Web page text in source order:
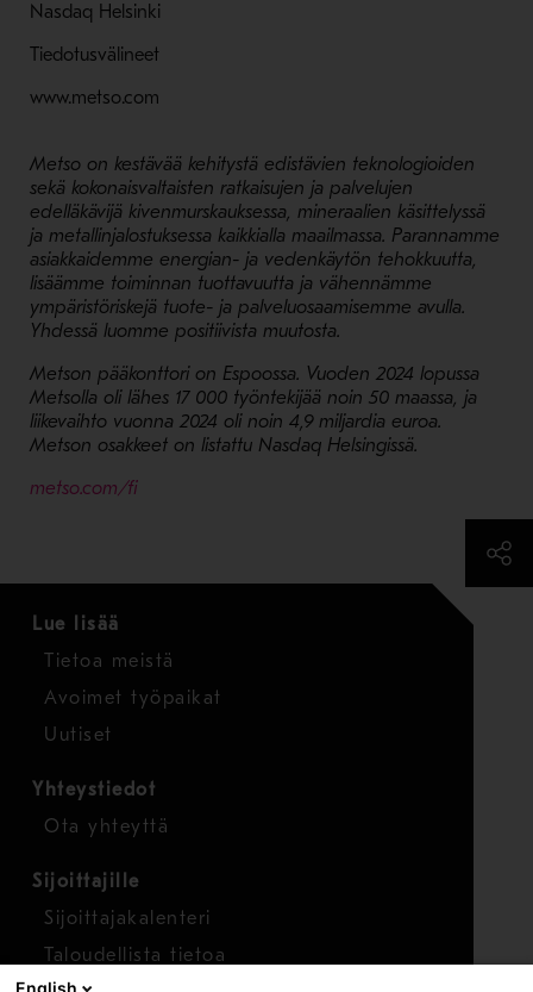
Nasdaq Helsinki
Tiedotusvälineet
www.metso.com
Metso on kestävää kehitystä edistävien teknologioiden
sekä kokonaisvaltaisten ratkaisujen ja palvelujen
edelläkävijä kivenmurskauksessa, mineraalien käsittelyssä
ja metallinjalostuksessa kaikkialla maailmassa. Parannamme
asiakkaidemme energian- ja vedenkäytön tehokkuutta,
lisäämme toiminnan tuottavuutta ja vähennämme
ympäristöriskejä tuote- ja palveluosaamisemme avulla.
Yhdessä luomme positiivista muutosta.
Metson pääkonttori on Espoossa. Vuoden 2024 lopussa
Metsolla oli lähes 17 000 työntekijää noin 50 maassa, ja
liikevaihto vuonna 2024 oli noin 4,9 miljardia euroa.
Metson osakkeet on listattu Nasdaq Helsingissä.
metso.com/fi- Avaa uudessa ikkunassa
Lue lisää
Tietoa meistä
Avoimet työpaikat
Uutiset
Yhteystiedot
Ota yhteyttä
Sijoittajille
Sijoittajakalenteri
Taloudellista tietoa
English